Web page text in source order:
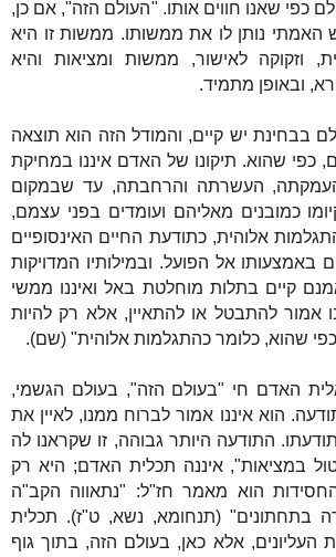
כפי שאנו חווים אותו. "העולם הזה", אם כן,
האמתי נותן לו את ממשותו. ממשות זו היא
וזקוקה לאישור, ממשות ומציאות והיא
ובאופן מתמיד.
בבחינת יש קיים, והמודל הזה הוא תוצאה
כפי שהוא. תיקונו של האדם איננו במחיקת
העשרתה והרחבתה, עד שבמקום
כמובנים מאליהם ועומדים בפני עצמם,
אלוהית, כתודעת החיים האינסופיים
באמצעותו אל הפועל. ובמילותיו המדויקות
קיים בתלות מוחלטת באל ואיננו ממשי
אמור להתבטל או להתאיין, אלא רק להיות
שהוא, כלומר כהתגלמות אלוהית" (שם).
האדם חי "בעולם הזה", בעולם הגשמי,
הוא איננו אמור לברוח ממנו, לאיין את
התודעה היותר גבוהה, זו שקראנו לה
במציאות", איננה תכלית האדם; היא רק
הוא מאמר חז"ל: "נתאווה הקב"ה
בתחתונים" (תנחומא, נשא, ט"ז). תכלית
העליונים, אלא כאן, בעולם הזה, בתוך גוף